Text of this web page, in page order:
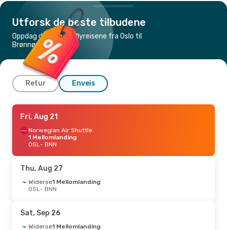
Utforsk de beste tilbudene
Oppdag de billigste flyreisene fra Oslo til
Brønnøysund
Retur Enveis
Wed, Sep 9
Norwegian Air Shuttle
1 Mellomlanding
OSL- BNN
BNN- OSL
Fri, Sep 25- Sun, Sep 27
OSL- BNN
Wideroe1 Mellomlanding
BNN- OSL
Fri, Aug 21
Norwegian Air Shuttle
1 Mellomlanding
OSL- BNN
Thu, Aug 27
Wideroe1 Mellomlanding
OSL- BNN
Sat, Sep 26
Wideroe1 Mellomlanding